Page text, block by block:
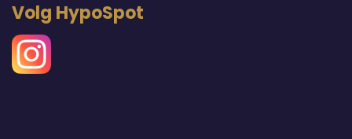
Volg HypoSpot